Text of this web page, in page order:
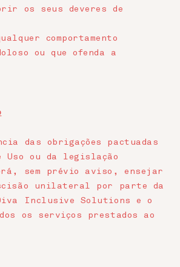
os seus deveres de
comportamento
ou que ofenda a
das obrigações pactuadas
Uso ou da legislação
sem prévio aviso, ensejar
unilateral por parte da
Inclusive Solutions e o
os serviços prestados ao